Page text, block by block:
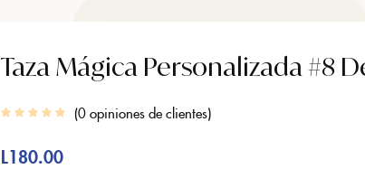
Taza Mágica Personalizada #8
0opiniones de clientes
L180.00